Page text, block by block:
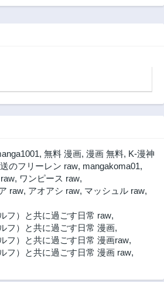
る 〜愛されなが
, 無料 漫画, 漫画 無料, K-漫神
のフリーレン raw, mangakoma01,
, ワンピース raw,
raw, アオアシ raw, マッシュル raw,
フ）と共に過ごす日常 raw,
フ）と共に過ごす日常 漫画,
フ）と共に過ごす日常 漫画raw,
フ）と共に過ごす日常 漫画 raw,